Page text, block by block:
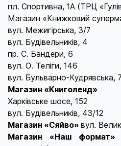
пл. Спортивна, 1А (ТРЦ
Магазин «Книжковий
вул. Межигірська, 3/7
вул. Будівельників, 4
пр. С. Бандери, 6
вул. О. Теліги, 146
вул. Бульварно-Кудрявська, 7
Магазин «Книголенд»
Харківське шосе, 152
вул. Будівельників, 43/12
Магазин «Сяйво» вул.
Магазин «Наш формат»